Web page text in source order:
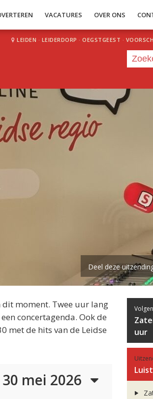
VACATURES OVER ONS
LEIDEN · LEIDERDORP · OEGSTGEEST ·
Deel deze
moment. Twee uur lang
concertagenda. Ook de
met de hits van de Leidse
30 mei 2026
uur